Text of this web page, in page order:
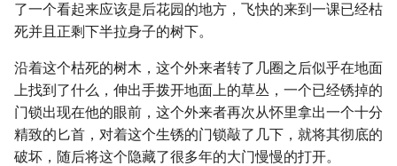
了一个看起来应该是后花园的地方，飞快的来到一课已经枯
死并且正剩下半拉身子的树下。
沿着这个枯死的树木，这个外来者转了几圈之后似乎在地面
上找到了什么，伸出手拨开地面上的草丛，一个已经锈掉的
门锁出现在他的眼前，这个外来者再次从怀里拿出一个十分
精致的匕首，对着这个生锈的门锁敲了几下，就将其彻底的
破坏，随后将这个隐藏了很多年的大门慢慢的打开。